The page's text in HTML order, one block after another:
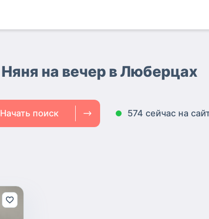
Няня на вечер в Люберцах
Начать поиск 574 сейчас на